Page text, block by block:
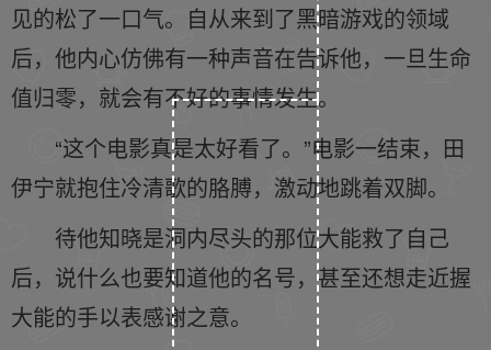
见的松了一口气。自从来到了黑暗游戏的领域
后，他内心仿佛有一种声音在告诉他，一旦生命
值归零，就会有不好的事情发生。
“这个电影真是太好看了。”电影一结束，田
伊宁就抱住冷清歌的胳膊，激动地跳着双脚。
待他知晓是洞内尽头的那位大能救了自己
后，说什么也要知道他的名号，甚至还想走近握
大能的手以表感谢之意。